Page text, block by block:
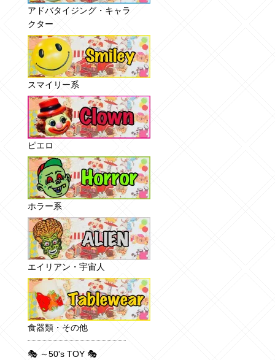
アドバタイジング・キャラ
クター
スマイリー系
ピエロ
ホラー系
エイリアン・宇宙人
食器類・その他
🎭 ～50's TOY 🎭